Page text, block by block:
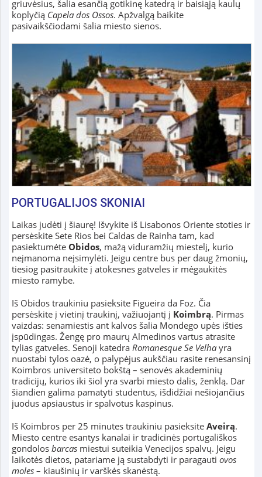
griuvėsius, šalia esančią gotikinę katedrą ir baisiąją kaulų
koplyčią Capela dos Ossos. Apžvalgą baikite
pasivaikščiodami šalia miesto sienos.
PORTUGALIJOS SKONIAI
Laikas judėti į šiaurę! Išvykite iš Lisabonos Oriente stoties ir
persėskite Sete Rios bei Caldas de Rainha tam, kad
pasiektumėte Obidos, mažą viduramžių miestelį, kurio
neįmanoma neįsimylėti. Jeigu centre bus per daug žmonių,
tiesiog pasitraukite į atokesnes gatveles ir mėgaukitės
miesto ramybe.
Iš Obidos traukiniu pasieksite Figueira da Foz. Čia
persėskite į vietinį traukinį, važiuojantį į Koimbrą. Pirmas
vaizdas: senamiestis ant kalvos šalia Mondego upės išties
įspūdingas. Žengę pro maurų Almedinos vartus atrasite
tylias gatveles. Senoji katedra Romanesque Se Velhayra
nuostabi tylos oazė, o palypėjus aukščiau rasite renesansinį
Koimbros universiteto bokštą – senovės akademinių
tradicijų, kurios iki šiol yra svarbi miesto dalis, ženklą. Dar
šiandien galima pamatyti studentus, išdidžiai nešiojančius
juodus apsiaustus ir spalvotus kaspinus.
Iš Koimbros per 25 minutes traukiniu pasieksite Aveirą.
Miesto centre esantys kanalai ir tradicinės portugališkos
gondolos barcasmiestui suteikia Venecijos spalvų. Jeigu
laikotės dietos, patariame ją sustabdyti ir paragauti ovos
moles– kiaušinių ir varškės skanėstą.